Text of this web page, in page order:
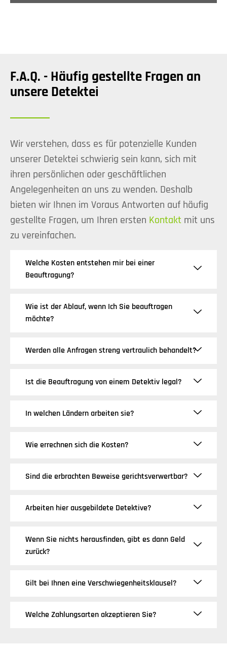
F.A.Q. - Häufig gestellte Fragen an
unsere Detektei
Wir verstehen, dass es für potenzielle Kunden
unserer Detektei schwierig sein kann, sich mit
ihren persönlichen oder geschäftlichen
Angelegenheiten an uns zu wenden. Deshalb
bieten wir Ihnen im Voraus Antworten auf häufig
gestellte Fragen, um Ihren ersten Kontakt mit uns
zu vereinfachen.
Welche Kosten entstehen mir bei einer
Beauftragung?
Wie ist der Ablauf, wenn Ich Sie beauftragen
möchte?
Werden alle Anfragen streng vertraulich behandelt?
Ist die Beauftragung von einem Detektiv legal?
In welchen Ländern arbeiten sie?
Wie errechnen sich die Kosten?
Sind die erbrachten Beweise gerichtsverwertbar?
Arbeiten hier ausgebildete Detektive?
Wenn Sie nichts herausfinden, gibt es dann Geld
zurück?
Gilt bei Ihnen eine Verschwiegenheitsklausel?
Welche Zahlungsarten akzeptieren Sie?